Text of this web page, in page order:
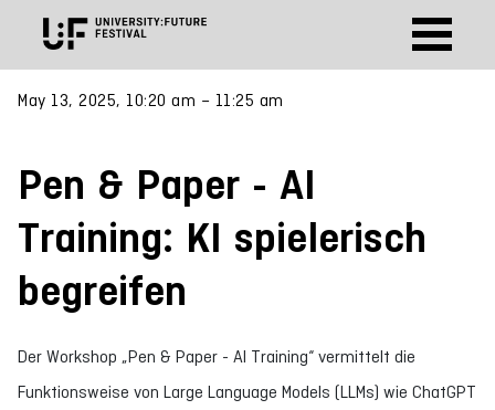
May 13, 2025, 10:20 am – 11:25 am
Pen & Paper - AI
Training: KI spielerisch
begreifen
Der Workshop „Pen & Paper - AI Training“ vermittelt die
Funktionsweise von Large Language Models (LLMs) wie ChatGPT